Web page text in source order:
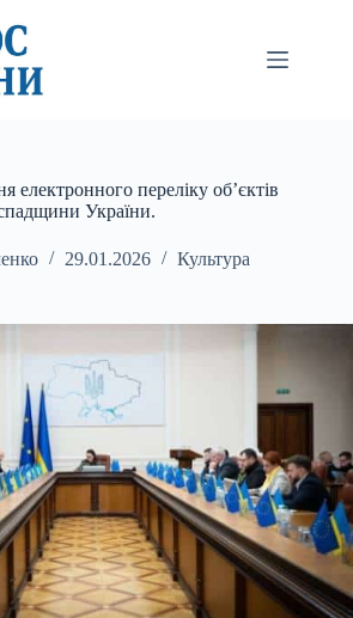
електронного переліку об’єктів
України.
29.01.2026 Культура